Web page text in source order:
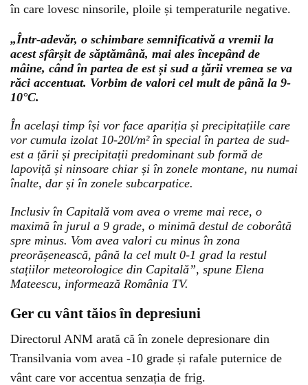
în care lovesc ninsorile, ploile și temperaturile negative.
„Într-adevăr, o schimbare semnificativă a vremii la
acest sfârșit de săptămână, mai ales începând de
mâine, când în partea de est și sud a țării vremea se va
răci accentuat. Vorbim de valori cel mult de până la 9-
10°C.
În același timp își vor face apariția și precipitațiile care
vor cumula izolat 10-20l/m² în special în partea de sud-
est a țării și precipitații predominant sub formă de
lapoviță și ninsoare chiar și în zonele montane, nu numai
înalte, dar și în zonele subcarpatice.
Inclusiv în Capitală vom avea o vreme mai rece, o
maximă în jurul a 9 grade, o minimă destul de coborâtă
spre minus. Vom avea valori cu minus în zona
preorășenească, până la cel mult 0-1 grad la restul
stațiilor meteorologice din Capitală”, spune Elena
Mateescu, informează România TV.
Ger cu vânt tăios în depresiuni
Directorul ANM arată că în zonele depresionare din
Transilvania vom avea -10 grade și rafale puternice de
vânt care vor accentua senzația de frig.